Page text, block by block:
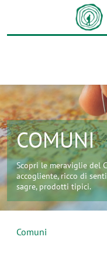
COMUNI
Scopri le meraviglie del
accogliente, ricco di
sagre, prodotti tipici.
Comuni